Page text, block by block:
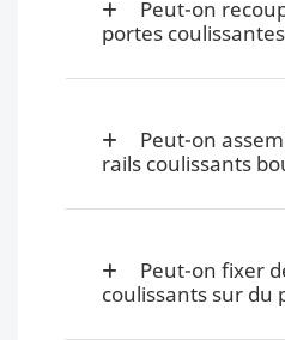
Peut-on
portes
Peut-on
rails coulissants
Peut-on fixer
coulissants sur du